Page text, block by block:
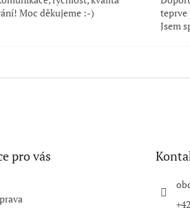
Moc děkujeme :-)
teprve
Jsem
pro vás